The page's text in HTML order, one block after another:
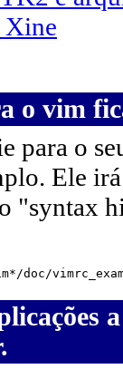
Xine
o vim
para o
Ele
"syntax